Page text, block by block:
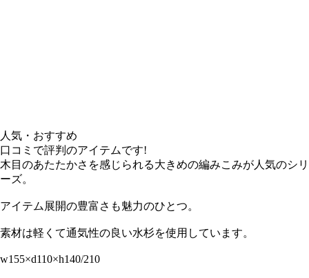
人気・おすすめ
口コミで評判のアイテムです!
木目のあたたかさを感じられる大きめの編みこみが人気のシリ
ーズ。
アイテム展開の豊富さも魅力のひとつ。
素材は軽くて通気性の良い水杉を使用しています。
w155×d110×h140/210